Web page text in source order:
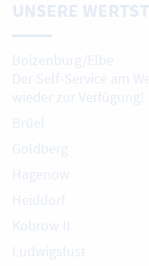
UNSERE
Boizenburg/Elbe
Der Self-Service am
wieder zur Verfügung!
Brüel
Goldberg
Hagenow
Heiddorf
Kobrow II
Ludwigslust